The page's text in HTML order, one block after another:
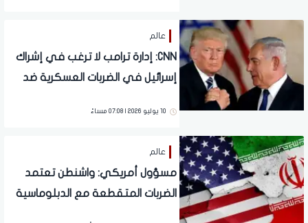
عالم
CNN: إدارة ترامب لا ترغب في إشراك
إسرائيل في الضربات العسكرية ضد
10 يوليو 2026 | 07:08 مساءً
عالم
مسؤول أمريكي: واشنطن تعتمد
الضربات المتقطعة مع الدبلوماسية